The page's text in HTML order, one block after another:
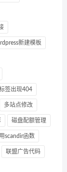
新建模板
签出现404
多站点修改
磁盘配额管理
scandir函数
联盟广告代码